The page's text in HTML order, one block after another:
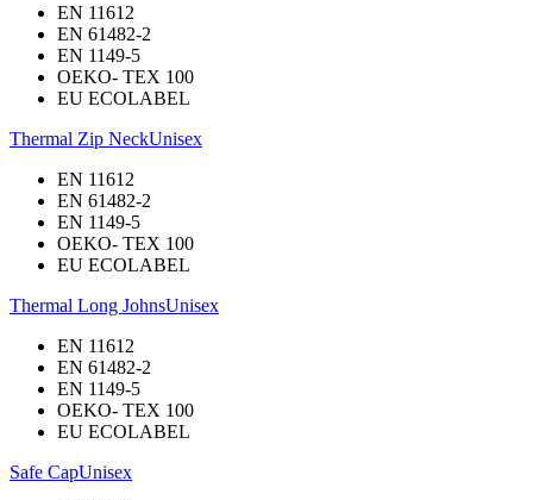
EN 11612
EN 61482-2
EN 1149-5
OEKO- TEX 100
EU ECOLABEL
Thermal Zip NeckUnisex
EN 11612
EN 61482-2
EN 1149-5
OEKO- TEX 100
EU ECOLABEL
Thermal Long JohnsUnisex
EN 11612
EN 61482-2
EN 1149-5
OEKO- TEX 100
EU ECOLABEL
Safe CapUnisex